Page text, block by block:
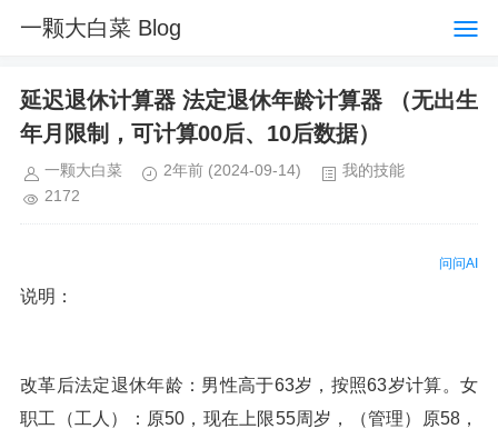
一颗大白菜 Blog
延迟退休计算器 法定退休年龄计算器 （无出生
年月限制，可计算00后、10后数据）
一颗大白菜 2年前 (2024-09-14)
我的技能
2172
问问AI
说明：
改革后法定退休年龄：男性高于63岁，按照63岁计算。女
职工（工人）：原50，现在上限55周岁，（管理）原58，